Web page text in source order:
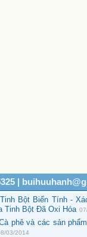
|
Bột Biến Tính -
Tinh Bột Đã Oxi Hóa
phê và các sản
03/2014